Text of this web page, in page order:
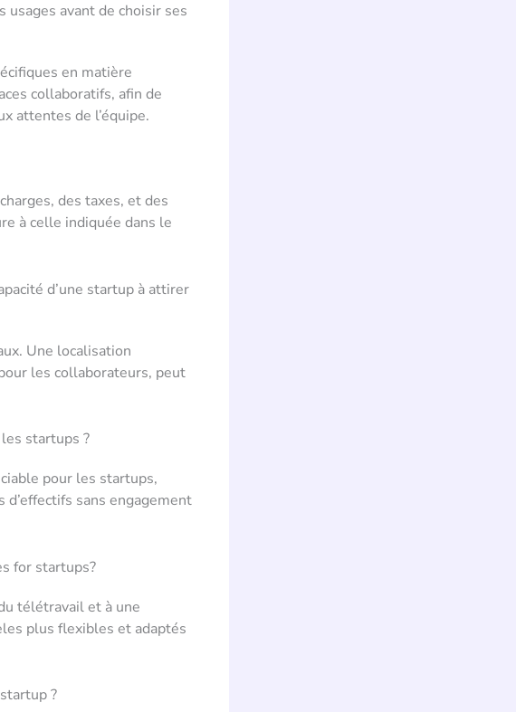
avant de choisir ses
en matière
collaboratifs, afin de
attentes de l’équipe.
des taxes, et des
à celle indiquée dans le
d’une startup à attirer
Une localisation
les collaborateurs, peut
startups ?
pour les startups,
d’effectifs sans engagement
for startups?
télétravail et à une
plus flexibles et adaptés
?